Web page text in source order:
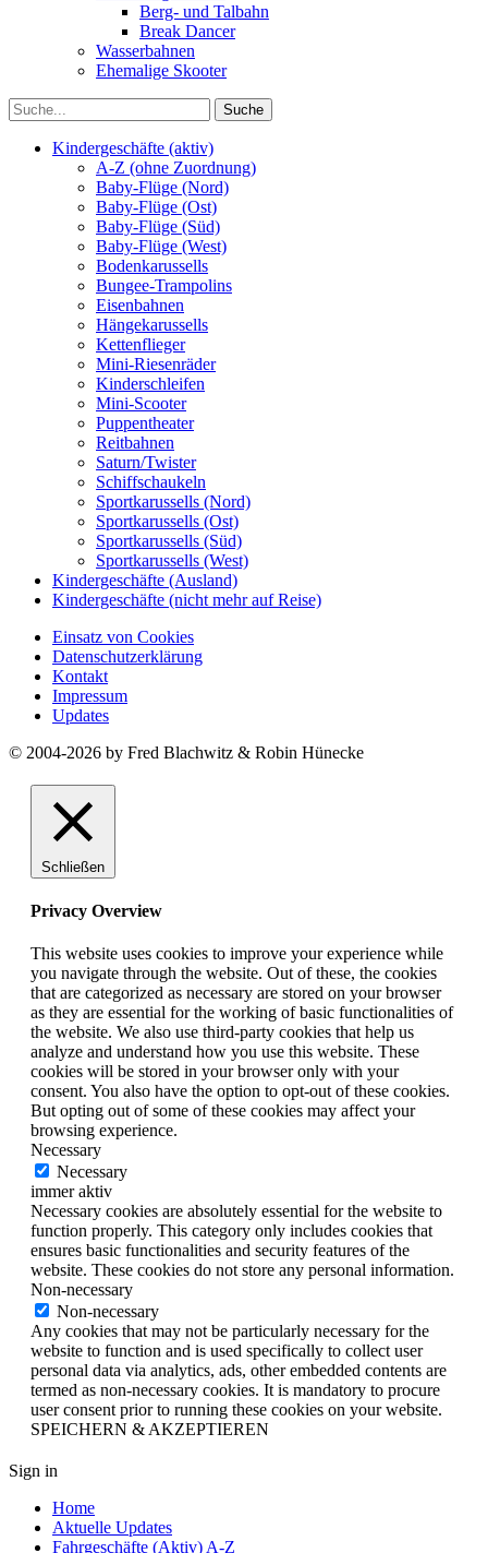
Berg- und Talbahn
Break Dancer
Wasserbahnen
Ehemalige Skooter
Kindergeschäfte (aktiv)
A-Z (ohne Zuordnung)
Baby-Flüge (Nord)
Baby-Flüge (Ost)
Baby-Flüge (Süd)
Baby-Flüge (West)
Bodenkarussells
Bungee-Trampolins
Eisenbahnen
Hängekarussells
Kettenflieger
Mini-Riesenräder
Kinderschleifen
Mini-Scooter
Puppentheater
Reitbahnen
Saturn/Twister
Schiffschaukeln
Sportkarussells (Nord)
Sportkarussells (Ost)
Sportkarussells (Süd)
Sportkarussells (West)
Kindergeschäfte (Ausland)
Kindergeschäfte (nicht mehr auf Reise)
Einsatz von Cookies
Datenschutzerklärung
Kontakt
Impressum
Updates
© 2004-2026 by Fred Blachwitz & Robin Hünecke
Schließen
Privacy Overview
This website uses cookies to improve your experience while
you navigate through the website. Out of these, the cookies
that are categorized as necessary are stored on your browser
as they are essential for the working of basic functionalities of
the website. We also use third-party cookies that help us
analyze and understand how you use this website. These
cookies will be stored in your browser only with your
consent. You also have the option to opt-out of these cookies.
But opting out of some of these cookies may affect your
browsing experience.
Necessary
Necessary
immer aktiv
Necessary cookies are absolutely essential for the website to
function properly. This category only includes cookies that
ensures basic functionalities and security features of the
website. These cookies do not store any personal information.
Non-necessary
Non-necessary
Any cookies that may not be particularly necessary for the
website to function and is used specifically to collect user
personal data via analytics, ads, other embedded contents are
termed as non-necessary cookies. It is mandatory to procure
user consent prior to running these cookies on your website.
SPEICHERN & AKZEPTIEREN
Sign in
Home
Aktuelle Updates
Fahrgeschäfte (Aktiv) A-Z